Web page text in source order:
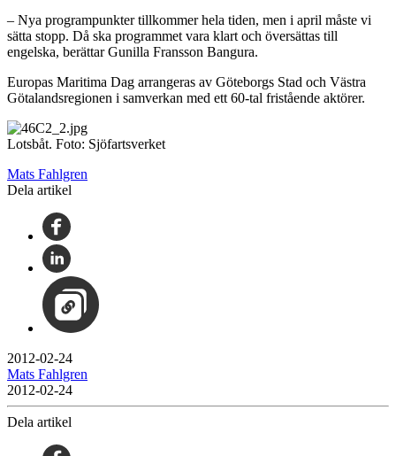
– Nya programpunkter tillkommer hela tiden, men i april måste vi
sätta stopp. Då ska programmet vara klart och översättas till
engelska, berättar Gunilla Fransson Bangura.
Europas Maritima Dag arrangeras av Göteborgs Stad och Västra
Götalandsregionen i samverkan med ett 60-tal fristående aktörer.
Lotsbåt. Foto: Sjöfartsverket
Mats Fahlgren
Dela artikel
2012-02-24
Mats Fahlgren
2012-02-24
Dela artikel